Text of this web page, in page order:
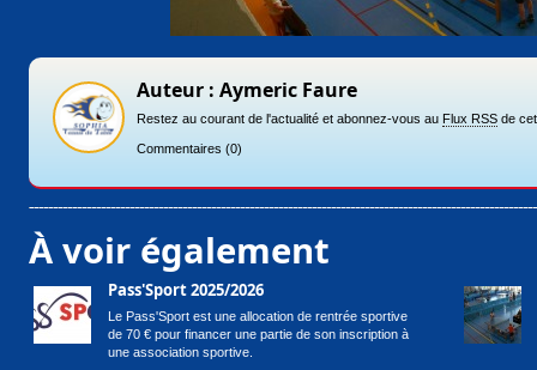
Auteur : Aymeric Faure
Restez au courant de l'actualité et abonnez-vous au Flux RSS de
Commentaires (0)
À voir également
Pass'Sport 2025/2026
Le Pass'Sport est une allocation de rentrée sportive
de 70 € pour financer une partie de son inscription à
une association sportive.